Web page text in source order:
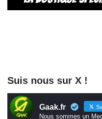
Suis nous sur X !
Gaak.fr
Nous sommes un